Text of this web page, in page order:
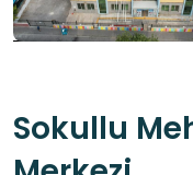
Sokullu